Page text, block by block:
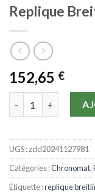
Replique
152,65 €
UGS :zdd20241127981
Catégories :Chronomat,
Étiquette :replique